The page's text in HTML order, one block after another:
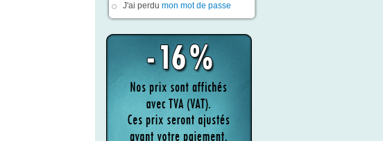
J'ai perdu mon mot de passe